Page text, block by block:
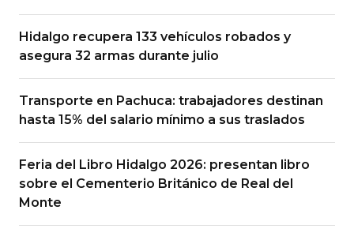
Hidalgo recupera 133 vehículos robados y
asegura 32 armas durante julio
Transporte en Pachuca: trabajadores destinan
hasta 15% del salario mínimo a sus traslados
Feria del Libro Hidalgo 2026: presentan libro
sobre el Cementerio Británico de Real del
Monte